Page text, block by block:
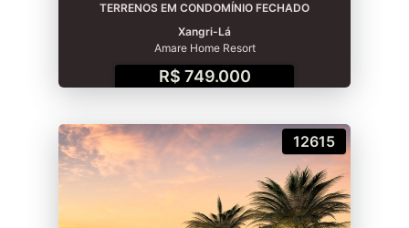
TERRENOS EM CONDOMÍNIO FECHADO
Xangri-Lá
Amare Home Resort
R$ 749.000
12615